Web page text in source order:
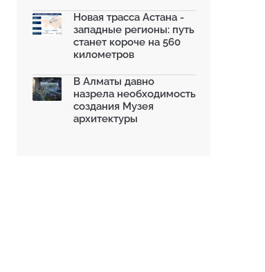
Новая трасса Астана -
западные регионы: путь
станет короче на 560
километров
В Алматы давно
назрела необходимость
создания Музея
архитектуры